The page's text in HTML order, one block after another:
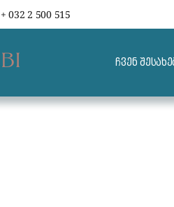
+ 032 2 500 515
ჩვენ